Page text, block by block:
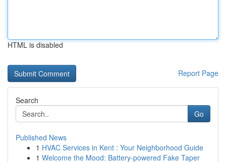
HTML is disabled
Report Page
Search
Go
Published News
1 HVAC Services in Kent : Your Neighborhood Guide
1 Welcome the Mood: Battery-powered Fake Taper